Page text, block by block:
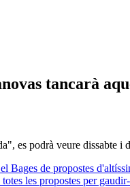
tancarà
es podrà veure dissabte i
Bages de propostes
les propostes per